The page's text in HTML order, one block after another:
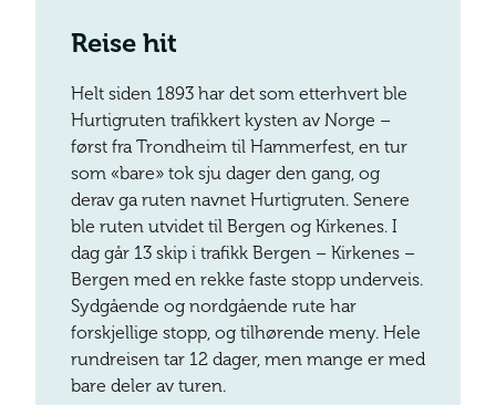
Reise hit
Helt siden 1893 har det som etterhvert ble
Hurtigruten trafikkert kysten av Norge –
først fra Trondheim til Hammerfest, en tur
som «bare» tok sju dager den gang, og
derav ga ruten navnet Hurtigruten. Senere
ble ruten utvidet til Bergen og Kirkenes. I
dag går 13 skip i trafikk Bergen – Kirkenes –
Bergen med en rekke faste stopp underveis.
Sydgående og nordgående rute har
forskjellige stopp, og tilhørende meny. Hele
rundreisen tar 12 dager, men mange er med
bare deler av turen.